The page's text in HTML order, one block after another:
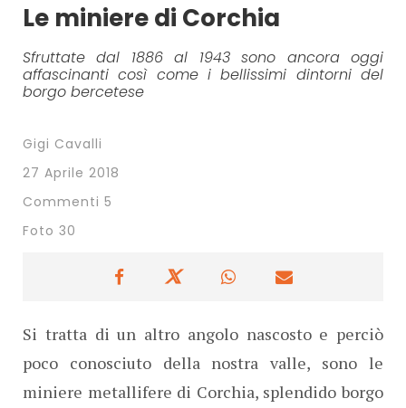
Le miniere di Corchia
Sfruttate dal 1886 al 1943 sono ancora oggi
affascinanti così come i bellissimi dintorni del
borgo bercetese
Gigi Cavalli
27 Aprile 2018
Commenti 5
Foto 30
Si tratta di un altro angolo nascosto e perciò
poco conosciuto della nostra valle, sono le
miniere metallifere di Corchia, splendido borgo